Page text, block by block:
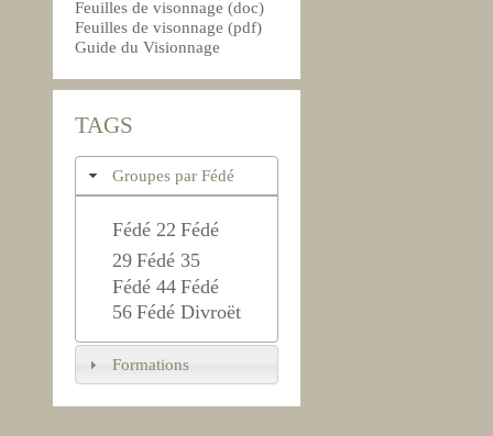
Feuilles de visonnage (doc)
Feuilles de visonnage (pdf)
Guide du Visionnage
TAGS
Groupes par Fédé
Fédé 22 Fédé
29 Fédé 35
Fédé 44 Fédé
56 Fédé Divroët
Formations